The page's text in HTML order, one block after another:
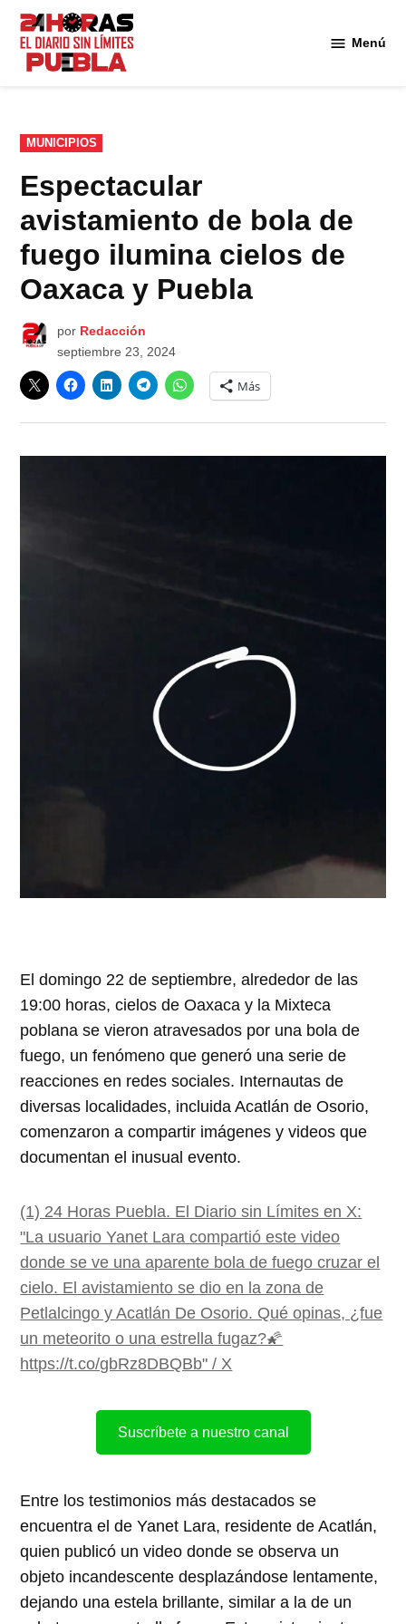
Saltar
contenido
Menú
PUBLICADO
EN
MUNICIPIOS
Espectacular
avistamiento de bola de
fuego ilumina cielos de
Oaxaca y Puebla
por Redacción
septiembre 23, 2024
Más
El domingo 22 de septiembre, alrededor de las
19:00 horas, cielos de Oaxaca y la Mixteca
poblana se vieron atravesados por una bola de
fuego, un fenómeno que generó una serie de
reacciones en redes sociales. Internautas de
diversas localidades, incluida Acatlán de Osorio,
comenzaron a compartir imágenes y videos que
documentan el inusual evento.
(1) 24 Horas Puebla. El Diario sin Límites en X:
"La usuario Yanet Lara compartió este video
donde se ve una aparente bola de fuego cruzar el
cielo. El avistamiento se dio en la zona de
Petlalcingo y Acatlán De Osorio. Qué opinas, ¿fue
un meteorito o una estrella fugaz?🌠
https://t.co/gbRz8DBQBb" / X
Suscríbete a nuestro canal
Entre los testimonios más destacados se
encuentra el de Yanet Lara, residente de Acatlán,
quien publicó un video donde se observa un
objeto incandescente desplazándose lentamente,
dejando una estela brillante, similar a la de un